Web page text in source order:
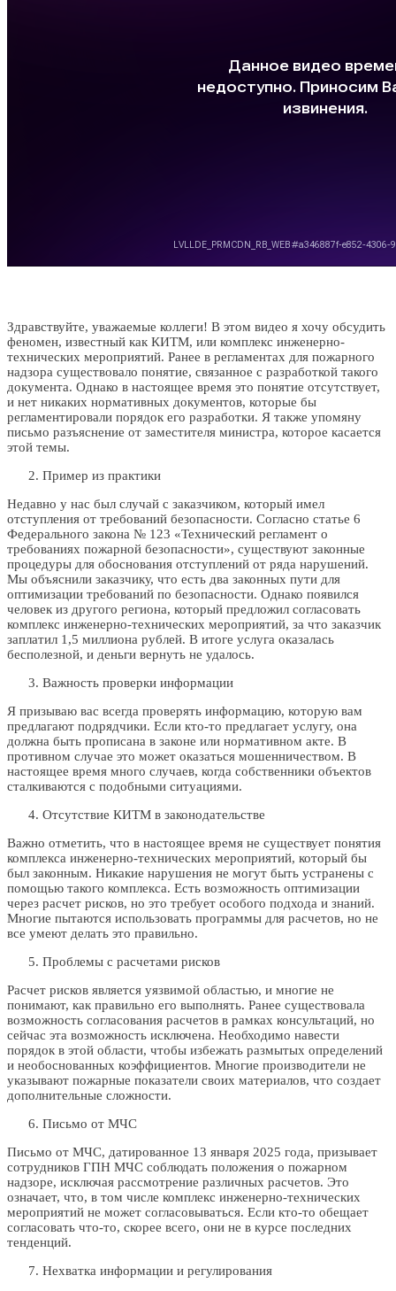
Здравствуйте, уважаемые коллеги! В этом видео я хочу обсудить
феномен, известный как КИТМ, или комплекс инженерно-
технических мероприятий. Ранее в регламентах для пожарного
надзора существовало понятие, связанное с разработкой такого
документа. Однако в настоящее время это понятие отсутствует,
и нет никаких нормативных документов, которые бы
регламентировали порядок его разработки. Я также упомяну
письмо разъяснение от заместителя министра, которое касается
этой темы.
Пример из практики
Недавно у нас был случай с заказчиком, который имел
отступления от требований безопасности. Согласно статье 6
Федерального закона № 123 «Технический регламент о
требованиях пожарной безопасности», существуют законные
процедуры для обоснования отступлений от ряда нарушений.
Мы объяснили заказчику, что есть два законных пути для
оптимизации требований по безопасности. Однако появился
человек из другого региона, который предложил согласовать
комплекс инженерно-технических мероприятий, за что заказчик
заплатил 1,5 миллиона рублей. В итоге услуга оказалась
бесполезной, и деньги вернуть не удалось.
Важность проверки информации
Я призываю вас всегда проверять информацию, которую вам
предлагают подрядчики. Если кто-то предлагает услугу, она
должна быть прописана в законе или нормативном акте. В
противном случае это может оказаться мошенничеством. В
настоящее время много случаев, когда собственники объектов
сталкиваются с подобными ситуациями.
Отсутствие КИТМ в законодательстве
Важно отметить, что в настоящее время не существует понятия
комплекса инженерно-технических мероприятий, который бы
был законным. Никакие нарушения не могут быть устранены с
помощью такого комплекса. Есть возможность оптимизации
через расчет рисков, но это требует особого подхода и знаний.
Многие пытаются использовать программы для расчетов, но не
все умеют делать это правильно.
Проблемы с расчетами рисков
Расчет рисков является уязвимой областью, и многие не
понимают, как правильно его выполнять. Ранее существовала
возможность согласования расчетов в рамках консультаций, но
сейчас эта возможность исключена. Необходимо навести
порядок в этой области, чтобы избежать размытых определений
и необоснованных коэффициентов. Многие производители не
указывают пожарные показатели своих материалов, что создает
дополнительные сложности.
Письмо от МЧС
Письмо от МЧС, датированное 13 января 2025 года, призывает
сотрудников ГПН МЧС соблюдать положения о пожарном
надзоре, исключая рассмотрение различных расчетов. Это
означает, что, в том числе комплекс инженерно-технических
мероприятий не может согласовываться. Если кто-то обещает
согласовать что-то, скорее всего, они не в курсе последних
тенденций.
Нехватка информации и регулирования